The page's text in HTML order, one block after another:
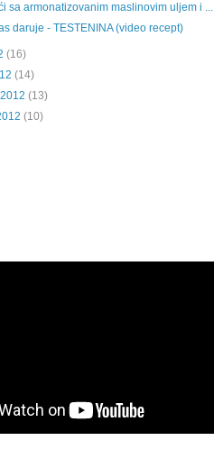
sa armonatizovanim maslinovim uljem i ...
daruje - TESTENINA (video recept)
(16)
(14)
(13)
(10)